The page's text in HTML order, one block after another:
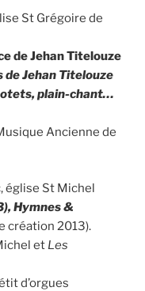
St Grégoire de
de Jehan Titelouze
de Jehan Titelouze
plain-chant…
Ancienne de
église St Michel
Hymnes &
création 2013).
et Les
d’orgues